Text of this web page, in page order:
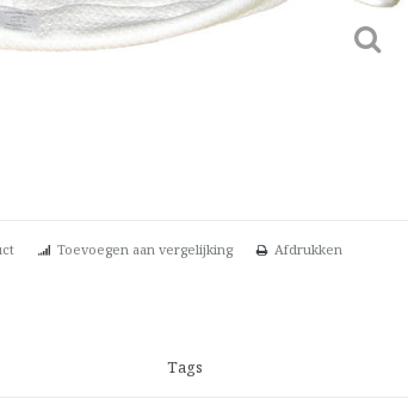
Toevoegen aan vergelijking Afdrukken
Tags